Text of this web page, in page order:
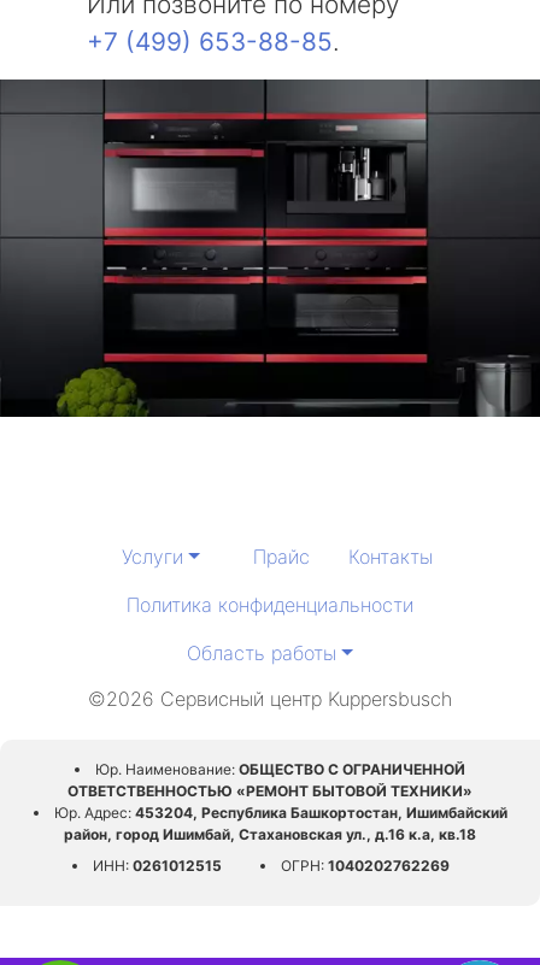
+7 (499) 653-88-85.
Услуги Прайс
Контакты
Политика конфиденциальности
Область работы
©2026 Сервисный центр Kuppersbusch
Юр. Наименование: ОБЩЕСТВО С ОГРАНИЧЕННОЙ
ОТВЕТСТВЕННОСТЬЮ «РЕМОНТ БЫТОВОЙ ТЕХНИКИ»
Юр. Адрес:453204, Республика Башкортостан, Ишимбайский
район, город Ишимбай, Стахановская ул., д.16 к.а, кв.18
ИНН:0261012515 ОГРН:1040202762269